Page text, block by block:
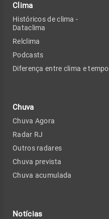
Clima
Históricos de clima -
Dataclima
Relclima
Podcasts
Diferença entre clima e tempo
Chuva
Chuva Agora
Radar RJ
Outros radares
Chuva prevista
Chuva acumulada
Notícias